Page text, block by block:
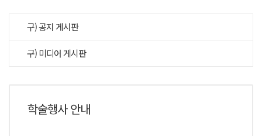
구) 공지 게시판
구) 미디어 게시판
학술행사 안내